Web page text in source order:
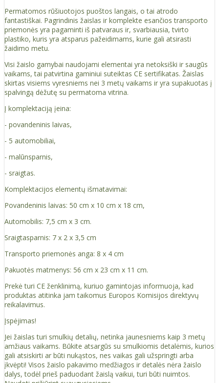
Permatomos rūšiuotojos puoštos langais, o tai atrodo
fantastiškai. Pagrindinis žaislas ir komplekte esančios transporto
priemonės yra pagaminti iš patvaraus ir, svarbiausia, tvirto
plastiko, kuris yra atsparus pažeidimams, kurie gali atsirasti
žaidimo metu.
Visi žaislo gamybai naudojami elementai yra netoksiški ir saugūs
vaikams, tai patvirtina gaminiui suteiktas CE sertifikatas. Žaislas
skirtas visiems vyresniems nei 3 metų vaikams ir yra supakuotas į
spalvingą dėžutę su permatoma vitrina.
Į komplektaciją įeina:
- povandeninis laivas,
- 5 automobiliai,
- malūnsparnis,
- sraigtas.
Komplektacijos elementų išmatavimai:
Povandeninis laivas: 50 cm x 10 cm x 18 cm,
Automobilis: 7,5 cm x 3 cm.
Sraigtasparnis: 7 x 2 x 3,5 cm
Transporto priemonės anga: 8 x 4 cm
Pakuotės matmenys: 56 cm x 23 cm x 11 cm.
Prekė turi CE ženklinimą, kuriuo gamintojas informuoja, kad
produktas atitinka jam taikomus Europos Komisijos direktyvų
reikalavimus.
Įspėjimas!
Jei žaislas turi smulkių detalių, netinka jaunesniems kaip 3 metų
amžiaus vaikams. Būkite atsargūs su smulkiomis detalėmis, kurios
gali atsiskirti ar būti nukąstos, nes vaikas gali užspringti arba
įkvėpti! Visos žaislо pakavimo medžiagos ir detalės nėra žaislo
dalys, todėl prieš paduodant žaislą vaikui, turi būti nuimtos.